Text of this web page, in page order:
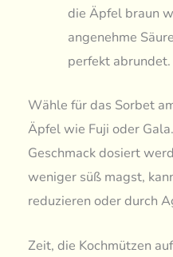
die Äpfel braun
angenehme
perfekt abrundet.
Wähle für das Sorbet
Äpfel wie Fuji oder
Geschmack dosiert
weniger süß magst,
reduzieren oder durch
Zeit, die Kochmützen